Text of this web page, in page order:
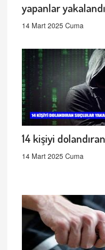
yapanlar yakalandı
14 Mart 2025 Cuma
14 kişiyi
14 Mart 2025 Cuma